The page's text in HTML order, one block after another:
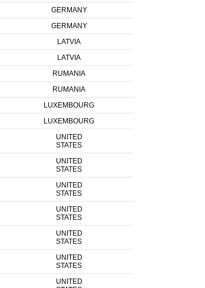
GERMANY
GERMANY
LATVIA
LATVIA
RUMANIA
RUMANIA
LUXEMBOURG
LUXEMBOURG
UNITED
STATES
UNITED
STATES
UNITED
STATES
UNITED
STATES
UNITED
STATES
UNITED
STATES
UNITED